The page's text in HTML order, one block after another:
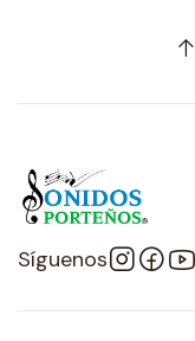
Síguenos